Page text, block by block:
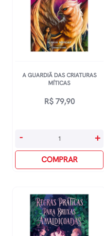
A GUARDIÃ DAS CRIATURAS
MÍTICAS
R$79,90
Criaturas
quantidade
- +
COMPRAR